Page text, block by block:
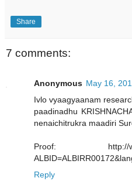
Share
7 comments:
Anonymous May 16,
Ivlo vyaagyaanam
paadinadhu
nenaichitrukra maadiri
Proof: http://
Reply